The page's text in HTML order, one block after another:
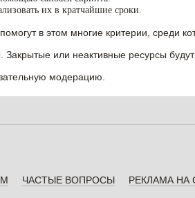
их в кратчайшие сроки.
в этом многие критерии, среди
Закрытые или неактивные ресурсы
модерацию.
ЧАСТЫЕ ВОПРОСЫ РЕКЛАМА НА